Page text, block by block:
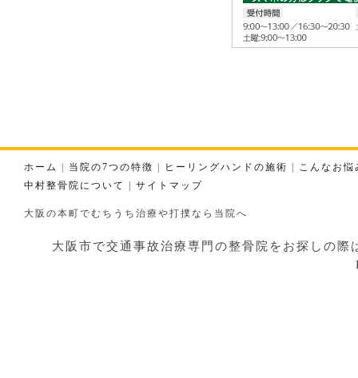
ホーム 当院の7つの特徴 ヒーリングハンドの施術
こんなお悩
中村整骨院について
サイトマップ
大阪の本町でむちうち治療や打撲なら当院へ
大阪市で交通事故治療専門の整骨院をお探しの